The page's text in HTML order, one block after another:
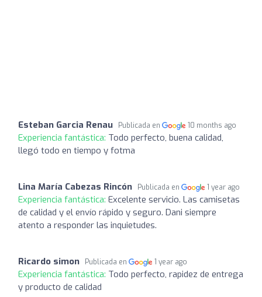
Esteban Garcia Renau Publicada en 10 months ago
Experiencia fantástica: Todo perfecto, buena calidad,
llegó todo en tiempo y fotma
Lina María Cabezas Rincón Publicada en 1 year ago
Experiencia fantástica: Excelente servicio. Las camisetas
de calidad y el envío rápido y seguro. Dani siempre
atento a responder las inquietudes.
Ricardo simon Publicada en 1 year ago
Experiencia fantástica: Todo perfecto, rapidez de entrega
y producto de calidad